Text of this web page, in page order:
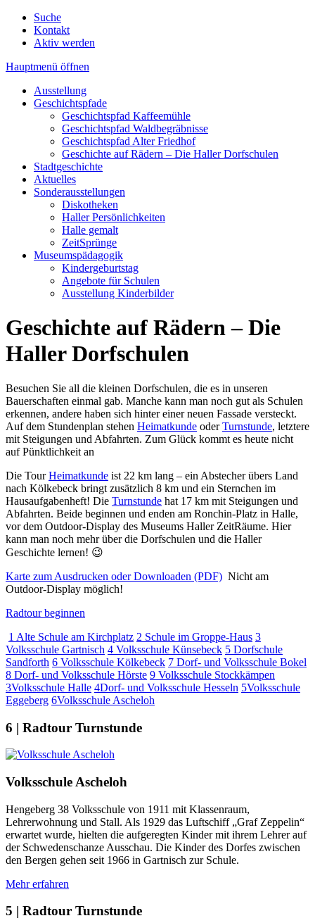
Suche
Kontakt
Aktiv werden
Hauptmenü öffnen
Ausstellung
Geschichtspfade
Geschichtspfad Kaffeemühle
Geschichtspfad Waldbegräbnisse
Geschichtspfad Alter Friedhof
Geschichte auf Rädern – Die Haller Dorfschulen
Stadtgeschichte
Aktuelles
Sonderausstellungen
Diskotheken
Haller Persönlichkeiten
Halle gemalt
ZeitSprünge
Museumspädagogik
Kindergeburtstag
Angebote für Schulen
Ausstellung Kinderbilder
Geschichte auf Rädern – Die
Haller Dorfschulen
Besuchen Sie all die kleinen Dorfschulen, die es in unseren
Bauerschaften einmal gab. Manche kann man noch gut als Schulen
erkennen, andere haben sich hinter einer neuen Fassade versteckt.
Auf dem Stundenplan stehen Heimatkunde oderTurnstunde, letztere
mit Steigungen und Abfahrten. Zum Glück kommt es heute nicht
auf Pünktlichkeit an
Die TourHeimatkunde ist 22 km lang – ein Abstecher übers Land
nach Kölkebeck bringt zusätzlich 8 km und ein Sternchen im
Hausaufgabenheft! Die Turnstunde hat 17 km mit Steigungen und
Abfahrten. Beide beginnen und enden am Ronchin-Platz in Halle,
vor dem Outdoor-Display des Museums Haller ZeitRäume. Hier
kann man noch mehr über die Dorfschulen und die Haller
Geschichte lernen! 😉
Karte zum Ausdrucken oder Downloaden (PDF) Nicht am
Outdoor-Display möglich!
Radtour beginnen
1 Alte Schule am Kirchplatz 2 Schule im Groppe-Haus 3
Volksschule Gartnisch 4 Volksschule Künsebeck 5 Dorfschule
Sandforth 6 Volksschule Kölkebeck 7 Dorf- und Volksschule Bokel
8 Dorf- und Volksschule Hörste 9 Volksschule Stockkämpen
3Volksschule Halle 4Dorf- und Volksschule Hesseln 5Volksschule
Eggeberg 6Volksschule Ascheloh
6 | Radtour Turnstunde
Volksschule Ascheloh
Hengeberg 38 Volksschule von 1911 mit Klassenraum,
Lehrerwohnung und Stall. Als 1929 das Luftschiff „Graf Zeppelin“
erwartet wurde, hielten die aufgeregten Kinder mit ihrem Lehrer auf
der Schwedenschanze Ausschau. Die Kinder des Dorfes zwischen
den Bergen gehen seit 1966 in Gartnisch zur Schule.
Mehr erfahren
5 | Radtour Turnstunde